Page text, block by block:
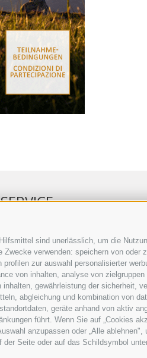
sind unerlässlich, um die
verwenden: speichern von
zur auswahl personalisierter
von inhalten, analyse von
gewährleistung der sicherheit,
abgleichung und kombination von
geräte anhand von aktiv
führt. Wenn Sie auf „Cookies
anzupassen oder „Alle
Seite oder auf das Schildsymbol
SERVICE
VERANSTALTUNGSKALENDER
KLEINANZEIGER
NÜTZLICHE LINKS
WETTER
WEBCAM
VIDEOS
TRAUER